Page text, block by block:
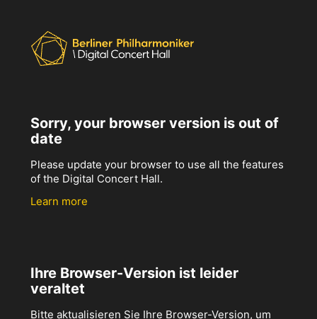
Sorry, your browser version is out of
date
Please update your browser to use all the features
of the Digital Concert Hall.
Learn more
Ihre Browser-Version ist leider
veraltet
Bitte aktualisieren Sie Ihre Browser-Version, um